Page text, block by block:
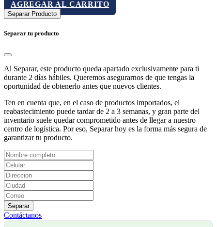
AGREGAR AL CARRITO
Separar Producto
Separar tu producto
Al Separar, este producto queda apartado exclusivamente para ti
durante 2 días hábiles. Queremos asegurarnos de que tengas la
oportunidad de obtenerlo antes que nuevos clientes.
Ten en cuenta que, en el caso de productos importados, el
reabastecimiento puede tardar de 2 a 3 semanas, y gran parte del
inventario suele quedar comprometido antes de llegar a nuestro
centro de logística. Por eso, Separar hoy es la forma más segura de
garantizar tu producto.
Separar
Contáctanos